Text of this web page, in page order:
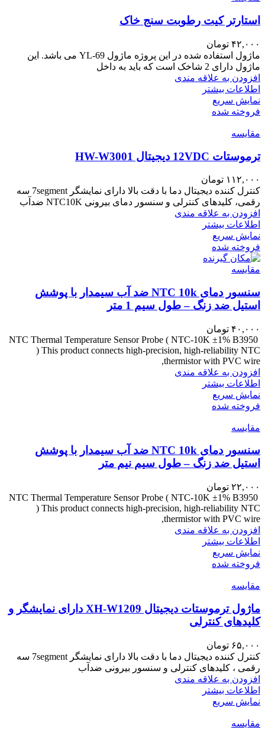
استارتر کیت رطوبت سنج خاک
۴۲,۰۰۰ تومان
ماژول استفاده شده در این پروژه ماژول YL-69 می باشد. این
ماژول دارای 2 شاخک است که باید به داخل
افزودن به علاقه مندی
اطلاعات بیشتر
نمایش سریع
فروخته شده
مقايسه
ترموستات 12VDC دیجیتال HW-W3001
۱۱۲,۰۰۰ تومان
کنترل کننده دیجیتال دما با دقت بالا دارای نمایشگر 7segment سه
رقمی، کلیدهای کنترلی و سنسور دمای بیرونی NTC10K ضدآب
افزودن به علاقه مندی
اطلاعات بیشتر
نمایش سریع
فروخته شده
مقايسه
سنسور دمای NTC 10k ضد آب سیمدار با پوشش
استیل ضد زنگ – طول سیم 1 متر
۴۰,۰۰۰ تومان
NTC Thermal Temperature Sensor Probe ( NTC-10K ±1% B3950
) This product connects high-precision, high-reliability NTC
thermistor with PVC wire,
افزودن به علاقه مندی
اطلاعات بیشتر
نمایش سریع
فروخته شده
مقايسه
سنسور دمای NTC 10k ضد آب سیمدار با پوشش
استیل ضد زنگ – طول سیم نیم متر
۲۲,۰۰۰ تومان
NTC Thermal Temperature Sensor Probe ( NTC-10K ±1% B3950
) This product connects high-precision, high-reliability NTC
thermistor with PVC wire,
افزودن به علاقه مندی
اطلاعات بیشتر
نمایش سریع
فروخته شده
مقايسه
ماژول ترموستات دیجیتال XH-W1209 دارای نمایشگر و
کلیدهای کنترلی
۶۵,۰۰۰ تومان
کنترل کننده دیجیتال دما با دقت بالا دارای نمایشگر 7segment سه
رقمی ، کلیدهای کنترلی و سنسور بیرونی ضدآب
افزودن به علاقه مندی
اطلاعات بیشتر
نمایش سریع
مقايسه